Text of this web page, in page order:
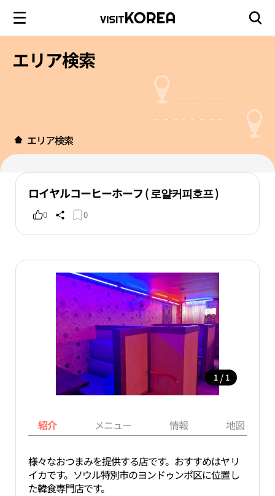
エリア検索
エリア検索
ロイヤルコーヒーホーフ ( 로얄커피호프 )
0 0
1 / 1
紹介 メニュー 情報 地図
様々なおつまみを提供する店です。おすすめはヤリ
イカです。ソウル特別市のヨンドゥンポ区に位置し
た韓食専門店です。